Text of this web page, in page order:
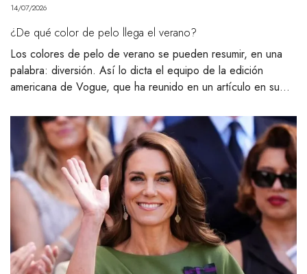
14/07/2026
¿De qué color de pelo llega el verano?
Los colores de pelo de verano se pueden resumir, en una
palabra: diversión. Así lo dicta el equipo de la edición
americana de Vogue, que ha reunido en un artículo en su…